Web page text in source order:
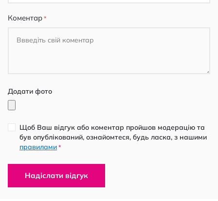
Коментар
Додати фото
Щоб Ваш відгук або коментар пройшов модерацію та
був опублікований, ознайомтеся, будь ласка, з нашими
правилами *
Надіслати відгук